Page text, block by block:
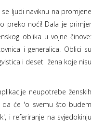
ljudi naviknu na promjene
preko noći! Dala je primjer
oblika u vojne činove:
i generalica. Oblici su
i deset žena koje nisu
neupotrebe ženskih
da će 'o svemu što budem
i referiranje na svjedokinju